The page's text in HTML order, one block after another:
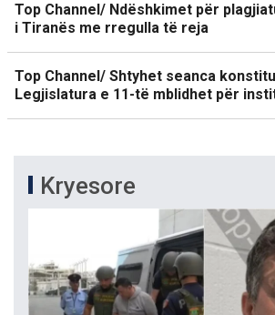
Top Channel/ Ndëshkimet për
i Tiranës me rregulla të reja
Top Channel/ Shtyhet seanca
Legjislatura e 11-të mblidhet për
Kryesore